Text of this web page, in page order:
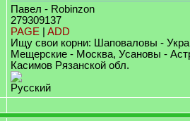
Павел - Robinzon
279309137
PAGE
ADD
Ищу свои корни: Шаповаловы -
Мещерские - Москва, Усановы -
Касимов Рязанской обл.
Русский